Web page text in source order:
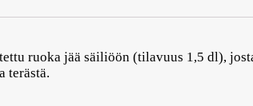
ruoka jää säiliöön (tilavuus 1,5 dl),
terästä.